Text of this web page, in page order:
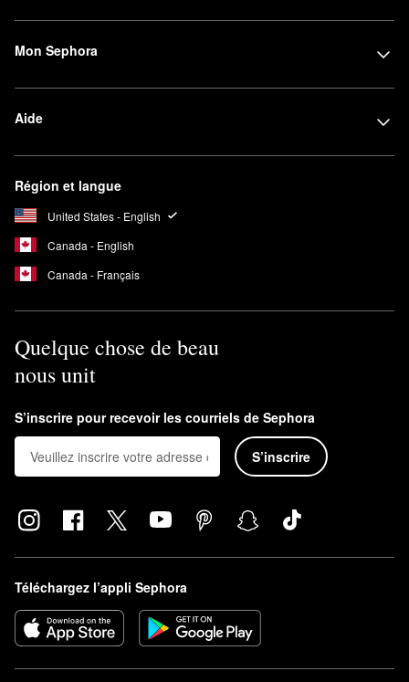
Mon Sephora
Aide
Région et langue
United States - English
Canada - English
Canada - Français
Quelque chose de beau
nous unit
S’inscrire pour recevoir les courriels de Sephora
S’inscrire
Téléchargez l’appli Sephora